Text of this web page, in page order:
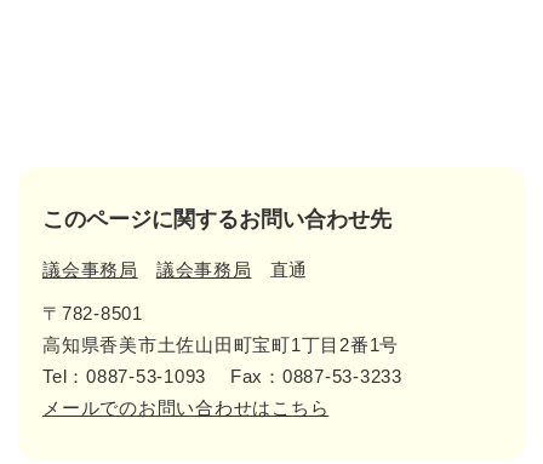
このページに関するお問い合わせ先
議会事務局 議会事務局 直通
〒782-8501
高知県香美市土佐山田町宝町1丁目2番1号
Tel：0887-53-1093
Fax：0887-53-3233
メールでのお問い合わせはこちら